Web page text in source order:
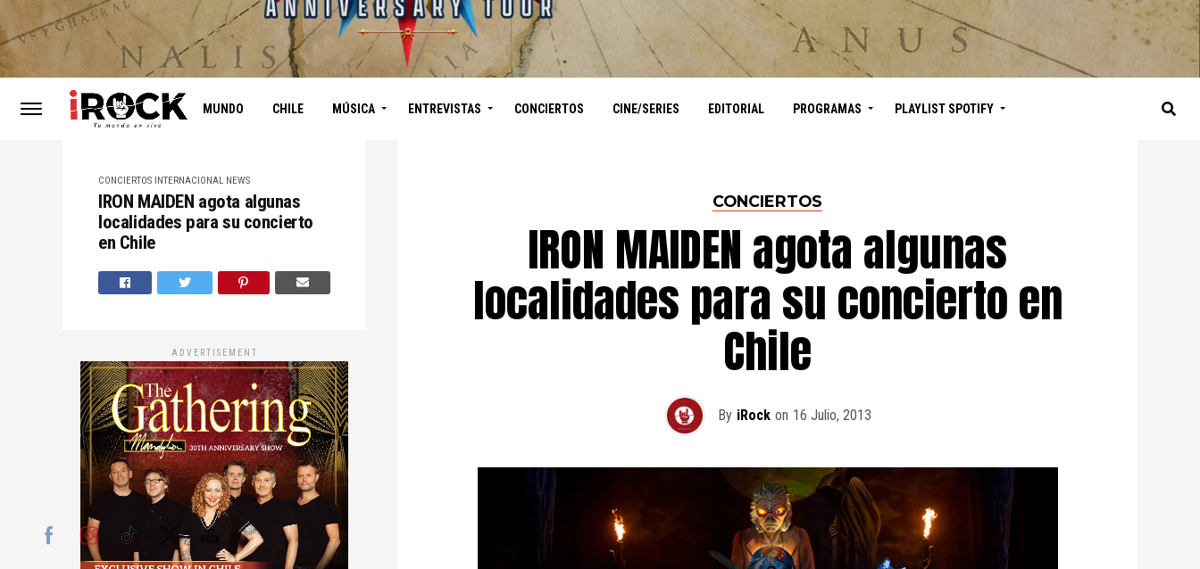
MUNDO CHILE MÚSICA ENTREVISTAS CONCIERTOS CINE/SERIES EDITORIAL PROGRAMAS PLAYLIST SPOTIFY
CONCIERTOS INTERNACIONAL NEWS
IRON MAIDEN agota algunas
localidades para su concierto
en Chile
ADVERTISEMENT
CONCIERTOS
IRON MAIDEN agota algunas
localidades para su concierto en
Chile
By iRock on 16 Julio, 2013